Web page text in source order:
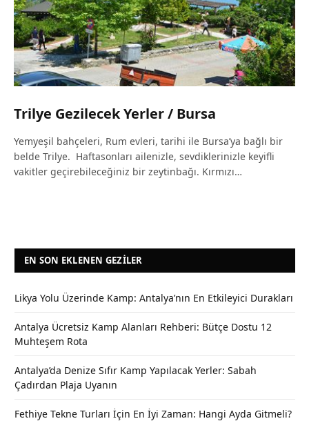
Trilye Gezilecek Yerler / Bursa
Yemyeşil bahçeleri, Rum evleri, tarihi ile Bursa’ya bağlı bir
belde Trilye. Haftasonları ailenizle, sevdiklerinizle keyifli
vakitler geçirebileceğiniz bir zeytinbağı. Kırmızı…
EN SON EKLENEN GEZILER
Likya Yolu Üzerinde Kamp: Antalya’nın En Etkileyici Durakları
Antalya Ücretsiz Kamp Alanları Rehberi: Bütçe Dostu 12
Muhteşem Rota
Antalya’da Denize Sıfır Kamp Yapılacak Yerler: Sabah
Çadırdan Plaja Uyanın
Fethiye Tekne Turları İçin En İyi Zaman: Hangi Ayda Gitmeli?